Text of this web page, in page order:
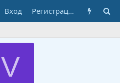
Вход Регистрация
V